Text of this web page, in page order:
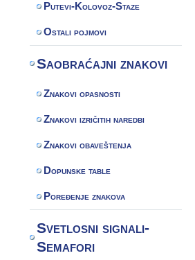
Putevi-Kolovoz-Staze
Ostali pojmovi
Saobraćajni znakovi
Znakovi opasnosti
Znakovi izričitih naredbi
Znakovi obaveštenja
Dopunske table
Poređenje znakova
Svetlosni signali-
Semafori